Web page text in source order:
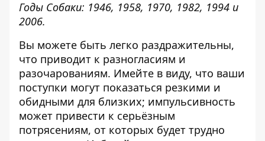
Годы Собаки: 1946, 1958, 1970, 1982, 1994 и
2006.
Вы можете быть легко раздражительны,
что приводит к разногласиям и
разочарованиям. Имейте в виду, что ваши
поступки могут показаться резкими и
обидными для близких; импульсивность
может привести к серьёзным
потрясениям, от которых будет трудно